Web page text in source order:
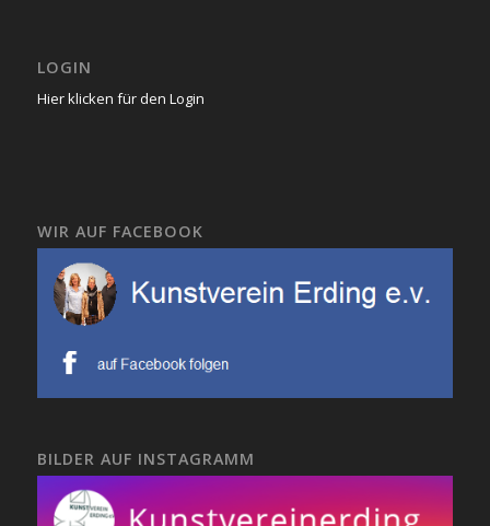
LOGIN
Hier klicken für den Login
WIR AUF FACEBOOK
BILDER AUF INSTAGRAMM